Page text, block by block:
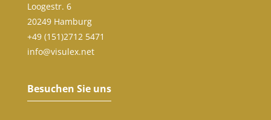
Loogestr. 6
20249 Hamburg
+49 (151)2712 5471
info@visulex.net
Besuchen Sie uns